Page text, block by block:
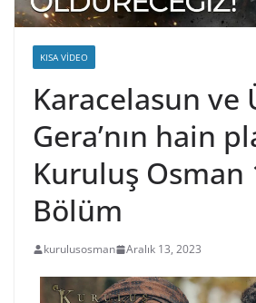
KISA VIDEO
Karacelasun ve
Gera’nın hain
Kuruluş Osman
Bölüm
kurulusosman Aralık 13, 2023